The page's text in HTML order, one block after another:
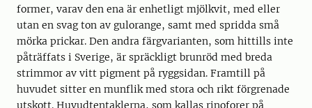
former, varav den ena är enhetligt mjölkvit, med eller
utan en svag ton av gulorange, samt med spridda små
mörka prickar. Den andra färgvarianten, som hittills inte
påträffats i Sverige, är spräckligt brunröd med breda
strimmor av vitt pigment på ryggsidan. Framtill på
huvudet sitter en munflik med stora och rikt förgrenade
utskott. Huvudtentaklerna, som kallas rinoforer på